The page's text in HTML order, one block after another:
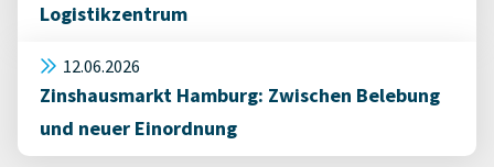
Logistikzentrum
12.06.2026
Zinshausmarkt Hamburg: Zwischen Belebung
und neuer Einordnung